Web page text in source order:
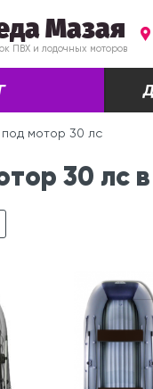
Мазая
ПВХ и лодочных моторов
мотор 30 лс
30 лс